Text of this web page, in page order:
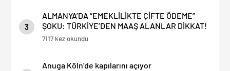
3
ALMANYA’DA “EMEKLİLİKTE ÇİFTE ÖDEME”
ŞOKU: TÜRKİYE’DEN MAAŞ ALANLAR DİKKAT!
7117 kez okundu
Anuga Köln’de kapılarını açıyor